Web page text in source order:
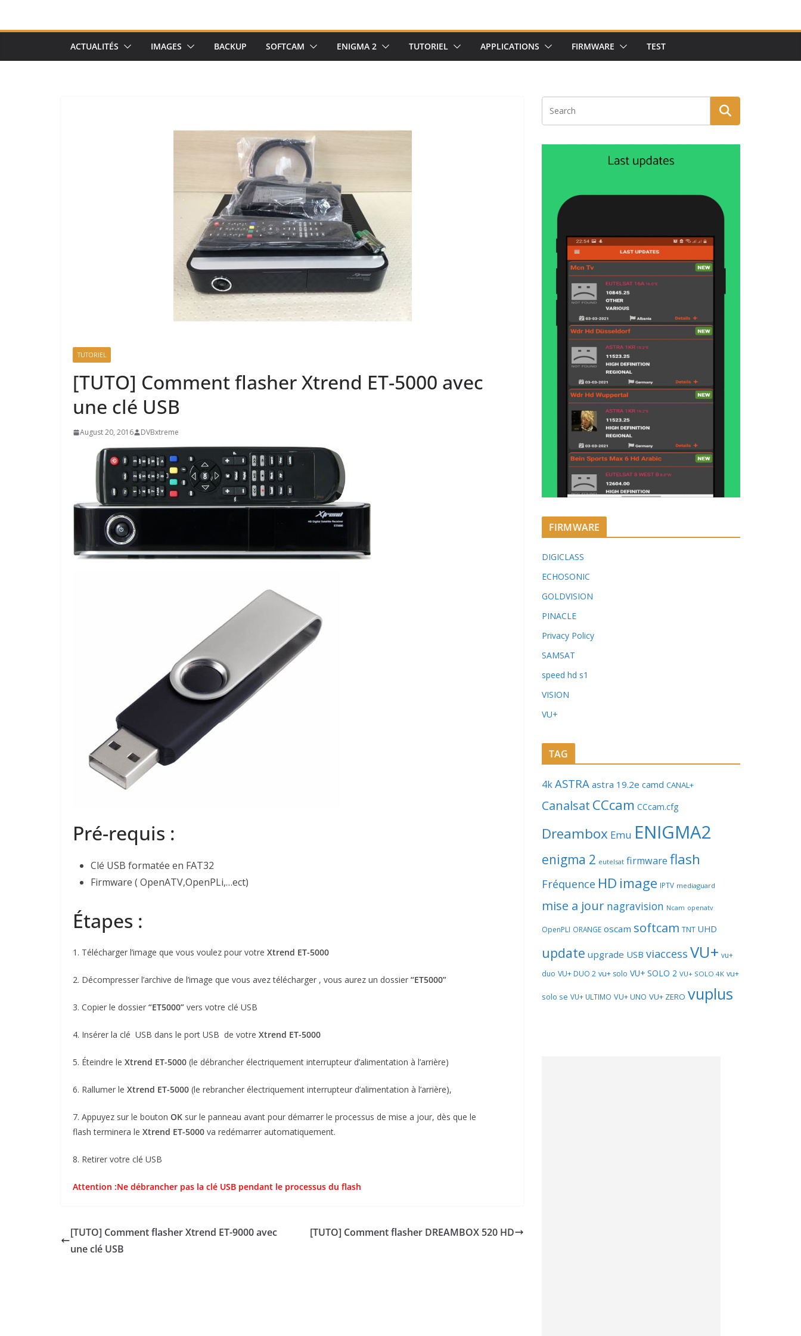
ACTUALITÉS IMAGES BACKUP SOFTCAM ENIGMA 2 TUTORIEL APPLICATIONS FIRMWARE TEST
TUTORIEL
[TUTO] Comment flasher Xtrend ET-5000 avec
une clé USB
August 20, 2016 DVBxtreme
Pré-requis :
Clé USB formatée en FAT32
Firmware ( OpenATV,OpenPLi,…ect)
Étapes :
1. Télécharger l’image que vous voulez pour votre Xtrend ET-5000
2. Décompresser l’archive de l’image que vous avez télécharger , vous aurez un dossier “ET5000”
3. Copier le dossier “ET5000” vers votre clé USB
4. Insérer la clé USB dans le port USB de votre Xtrend ET-5000
5. Éteindre le Xtrend ET-5000 (le débrancher électriquement interrupteur d’alimentation à l’arrière)
6. Rallumer le Xtrend ET-5000 (le rebrancher électriquement interrupteur d’alimentation à l’arrière),
7. Appuyez sur le bouton OK sur le panneau avant pour démarrer le processus de mise a jour, dès que le
flash terminera le Xtrend ET-5000 va redémarrer automatiquement.
8. Retirer votre clé USB
Attention :Ne débrancher pas la clé USB pendant le processus du flash
[TUTO] Comment flasher Xtrend ET-9000 avec
une clé USB
[TUTO] Comment flasher DREAMBOX 520 HD
FIRMWARE
DIGICLASS
ECHOSONIC
GOLDVISION
PINACLE
Privacy Policy
SAMSAT
speed hd s1
VISION
VU+
TAG
4kASTRA astra 19.2e camd CANAL+
Canalsat CCcam CCcam.cfg
Dreambox Emu ENIGMA2
enigma 2 eutelsat firmware flash
Fréquence HD image IPTV mediaguard
mise a jour nagravision Ncam openatv
OpenPLI ORANGE oscam softcam TNT UHD
update upgrade USB viaccess VU+ vu+
duo VU+ DUO 2 vu+ solo VU+ SOLO 2 VU+ SOLO 4K vu+
solo se VU+ ULTIMO VU+ UNO VU+ ZERO vuplus